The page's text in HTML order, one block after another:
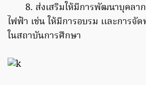
8. ส่งเสริมให้มีการพัฒนาบุคลา
ไฟฟ้า เช่น ให้มีการอบรม เเละการจั
ในสถาบันการศึกษา